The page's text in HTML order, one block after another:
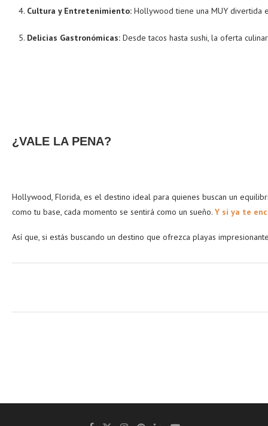
Cultura y Entretenimiento: Hollywood tiene una MUY divertida
Delicias Gastronómicas: Desde tacos hasta sushi, la oferta
¿VALE LA PENA?
Hollywood, Florida, es el destino ideal para quienes buscan un
como tu base, cada momento se sentirá como un sueño. Y si ya te
Así que, si estás buscando un destino que ofrezca playas